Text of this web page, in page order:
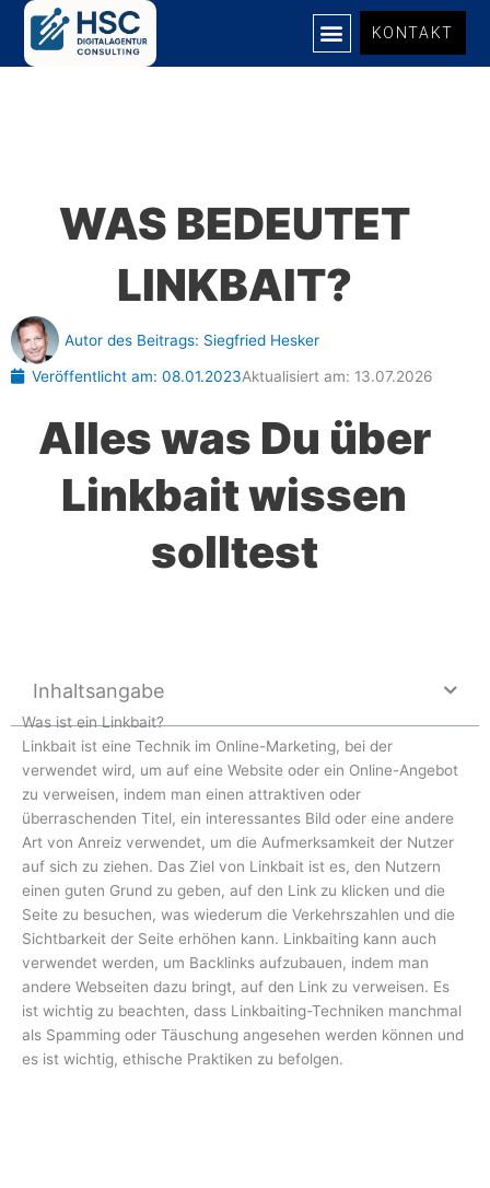
Zum
springen
KONTAKT
WAS BEDEUTET
LINKBAIT?
Autor des Beitrags: Siegfried Hesker
Veröffentlicht am: 08.01.2023Aktualisiert am: 13.07.2026
Alles was Du über
Linkbait wissen
solltest
Inhaltsangabe
Was ist ein Linkbait?
Linkbait ist eine Technik im Online-Marketing, bei der
verwendet wird, um auf eine Website oder ein Online-Angebot
zu verweisen, indem man einen attraktiven oder
überraschenden Titel, ein interessantes Bild oder eine andere
Art von Anreiz verwendet, um die Aufmerksamkeit der Nutzer
auf sich zu ziehen. Das Ziel von Linkbait ist es, den Nutzern
einen guten Grund zu geben, auf den Link zu klicken und die
Seite zu besuchen, was wiederum die Verkehrszahlen und die
Sichtbarkeit der Seite erhöhen kann. Linkbaiting kann auch
verwendet werden, um Backlinks aufzubauen, indem man
andere Webseiten dazu bringt, auf den Link zu verweisen. Es
ist wichtig zu beachten, dass Linkbaiting-Techniken manchmal
als Spamming oder Täuschung angesehen werden können und
es ist wichtig, ethische Praktiken zu befolgen.